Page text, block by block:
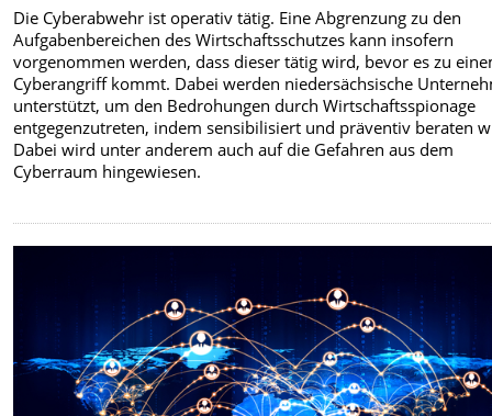
Die Cyberabwehr ist operativ tätig. Eine Abgrenzung zu den
Aufgabenbereichen des Wirtschaftsschutzes kann insofern
vorgenommen werden, dass dieser tätig wird, bevor es zu
Cyberangriff kommt. Dabei werden niedersächsische
unterstützt, um den Bedrohungen durch Wirtschaftsspionage
entgegenzutreten, indem sensibilisiert und präventiv beraten
Dabei wird unter anderem auch auf die Gefahren aus dem
Cyberraum hingewiesen.